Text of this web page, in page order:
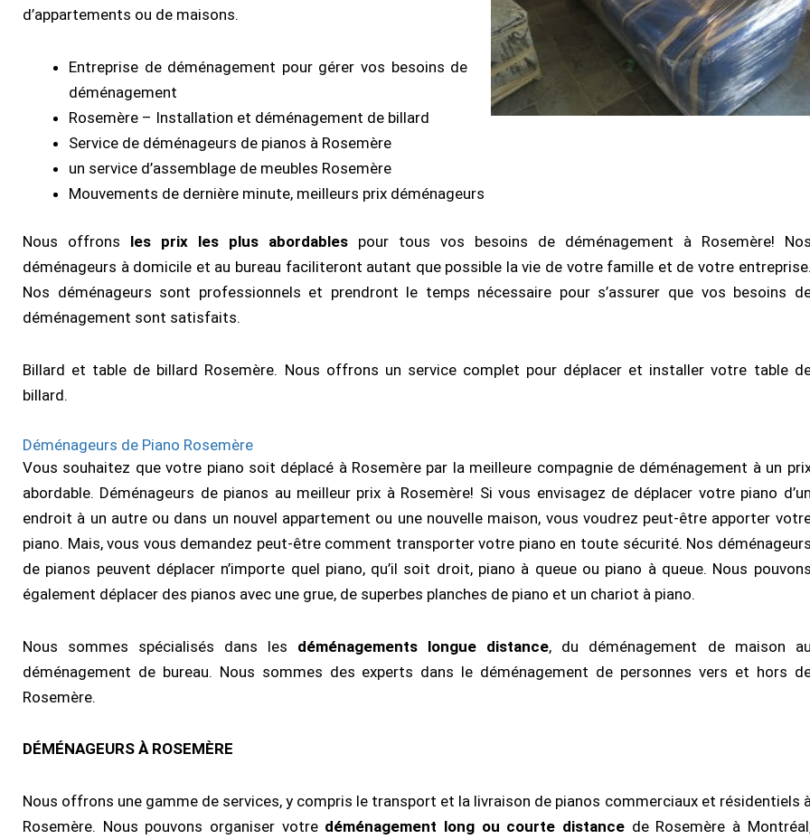
d’appartements ou de maisons.
Entreprise de déménagement pour gérer vos besoins de
déménagement
Rosemère – Installation et déménagement de billard
Service de déménageurs de pianos à Rosemère
un service d’assemblage de meubles Rosemère
Mouvements de dernière minute, meilleurs prix déménageurs
Nous offrons les prix les plus abordablespour tous vos besoins de déménagement à Rosemère! Nos
déménageurs à domicile et au bureau faciliteront autant que possible la vie de votre famille et de votre entreprise.
Nos déménageurs sont professionnels et prendront le temps nécessaire pour s’assurer que vos besoins
déménagement sont satisfaits.
Billard et table de billard Rosemère. Nous offrons un service complet pour déplacer et installer votre table
billard.
Déménageurs de Piano Rosemère
Vous souhaitez que votre piano soit déplacé à Rosemère par la meilleure compagnie de déménagement à un
abordable. Déménageurs de pianos au meilleur prix à Rosemère! Si vous envisagez de déplacer votre piano d’un
endroit à un autre ou dans un nouvel appartement ou une nouvelle maison, vous voudrez peut-être apporter
piano. Mais, vous vous demandez peut-être comment transporter votre piano en toute sécurité. Nos déménageurs
de pianos peuvent déplacer n’importe quel piano, qu’il soit droit, piano à queue ou piano à queue. Nous pouvons
également déplacer des pianos avec une grue, de superbes planches de piano et un chariot à piano.
Nous sommes spécialisés dans les déménagements longue distance, du déménagement de maison au
déménagement de bureau. Nous sommes des experts dans le déménagement de personnes vers et hors
Rosemère.
DÉMÉNAGEURS À ROSEMÈRE
Nous offrons une gamme de services, y compris le transport et la livraison de pianos commerciaux et résidentiels
Rosemère. Nous pouvons organiser votre déménagement long ou courte distancede Rosemère à